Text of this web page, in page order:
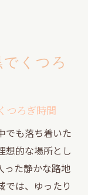
くつろ
つろぎ時間
でも落ち着いた
想的な場所とし
った静かな路地
では、ゆったり